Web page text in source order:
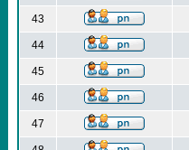
43
44
45
46
47